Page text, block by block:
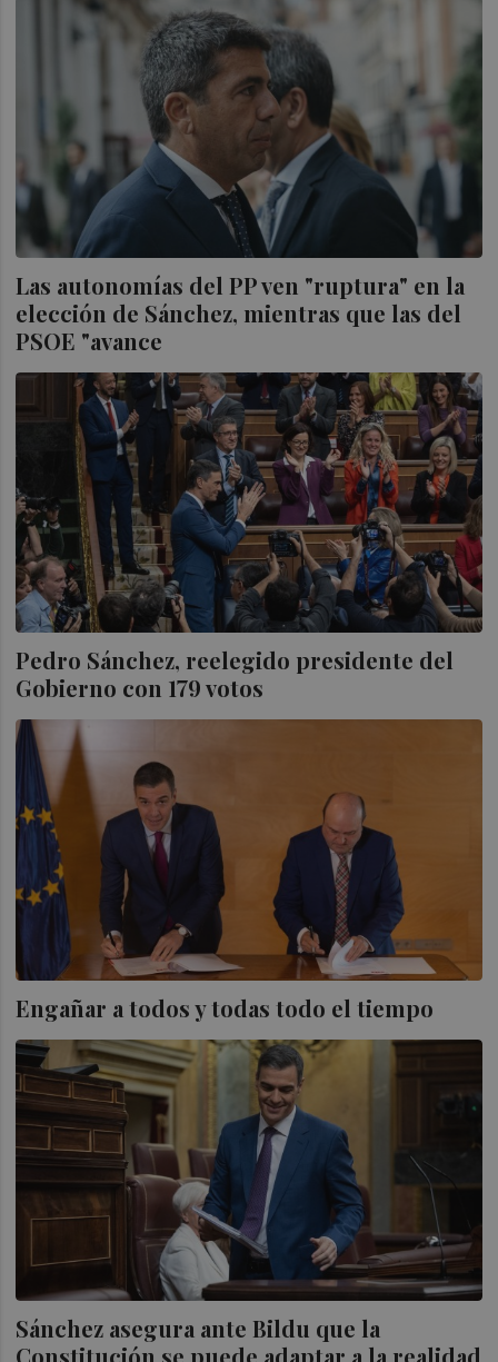
Las autonomías del PP ven "ruptura" en la
elección de Sánchez, mientras que las del
PSOE "avance
Pedro Sánchez, reelegido presidente del
Gobierno con 179 votos
Engañar a todos y todas todo el tiempo
Sánchez asegura ante Bildu que la
Constitución se puede adaptar a la realidad